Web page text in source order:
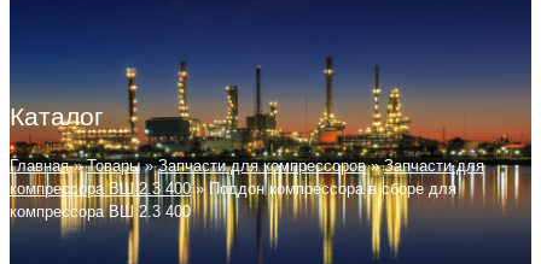
Каталог
Главная»Товары»Запчасти для компрессоров»Запчасти для
компрессора ВШ 2.3 400» Поддон компрессора в сборе для
компрессора ВШ 2.3 400